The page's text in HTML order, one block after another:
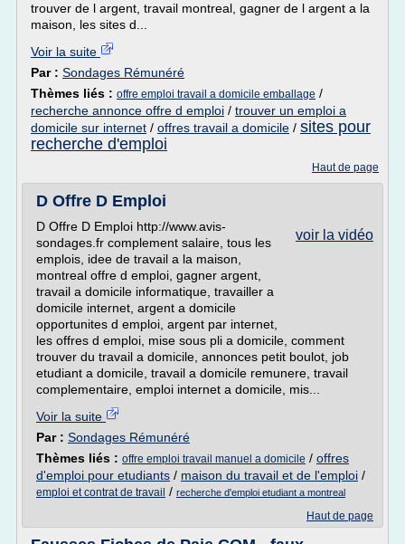
trouver de l argent, travail montreal, gagner de l argent a la
maison, les sites d...
Voir la suite
Par : Sondages Rémunéré
Thèmes liés : offre emploi travail a domicile emballage /
recherche annonce offre d emploi / trouver un emploi a
domicile sur internet / offres travail a domicile / sites pour
recherche d'emploi
Haut de page
D Offre D Emploi
voir la vidéo
D Offre D Emploi http://www.avis-
sondages.fr complement salaire, tous les
emplois, idee de travail a la maison,
montreal offre d emploi, gagner argent,
travail a domicile informatique, travailler a
domicile internet, argent a domicile
opportunites d emploi, argent par internet,
les offres d emploi, mise sous pli a domicile, comment
trouver du travail a domicile, annonces petit boulot, job
etudiant a domicile, travail a domicile remunere, travail
complementaire, emploi internet a domicile, mis...
Voir la suite
Par : Sondages Rémunéré
Thèmes liés : offre emploi travail manuel a domicile / offres
d'emploi pour etudiants / maison du travail et de l'emploi /
emploi et contrat de travail / recherche d'emploi etudiant a montreal
Haut de page